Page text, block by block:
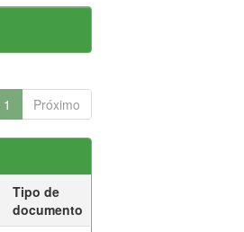
1 Próximo
Tipo de
documento